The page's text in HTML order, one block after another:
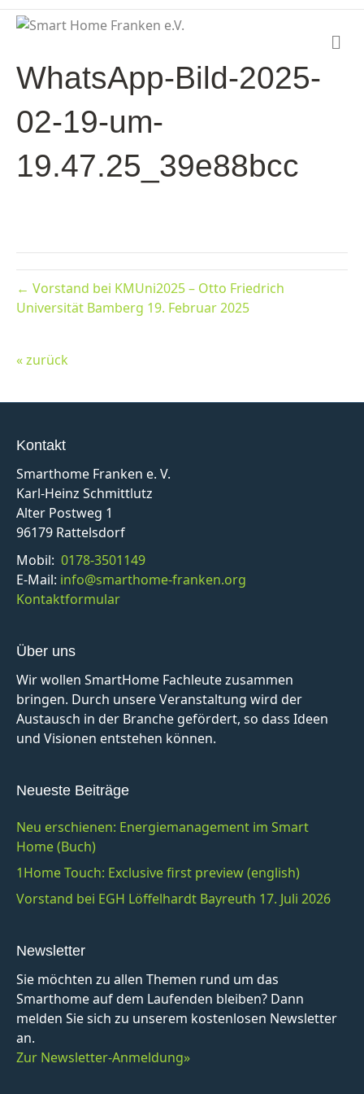
WhatsApp-Bild-2025-
02-19-um-
19.47.25_39e88bcc
← Vorstand bei KMUni2025 – Otto Friedrich
Universität Bamberg 19. Februar 2025
« zurück
Kontakt
Smarthome Franken e. V.
Karl-Heinz Schmittlutz
Alter Postweg 1
96179 Rattelsdorf
Mobil: 0178-3501149
E-Mail: info@smarthome-franken.org
Kontaktformular
Über uns
Wir wollen SmartHome Fachleute zusammen
bringen. Durch unsere Veranstaltung wird der
Austausch in der Branche gefördert, so dass Ideen
und Visionen entstehen können.
Neueste Beiträge
Neu erschienen: Energiemanagement im Smart
Home (Buch)
1Home Touch: Exclusive first preview (english)
Vorstand bei EGH Löffelhardt Bayreuth 17. Juli 2026
Newsletter
Sie möchten zu allen Themen rund um das
Smarthome auf dem Laufenden bleiben? Dann
melden Sie sich zu unserem kostenlosen Newsletter
an.
Zur Newsletter-Anmeldung»